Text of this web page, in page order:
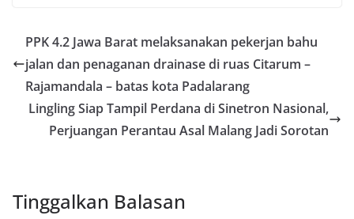
PPK 4.2 Jawa Barat melaksanakan pekerjan bahu
jalan dan penaganan drainase di ruas Citarum –
Rajamandala – batas kota Padalarang
Lingling Siap Tampil Perdana di Sinetron Nasional,
Perjuangan Perantau Asal Malang Jadi Sorotan
Tinggalkan Balasan